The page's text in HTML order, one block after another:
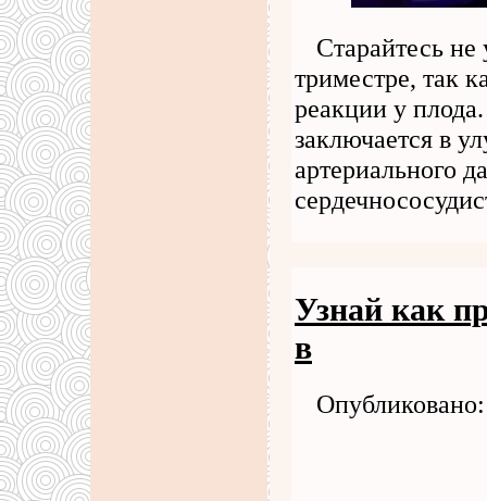
Старайтесь не
триместре, так
реакции у
заключается в
артериального
Узнай как
в